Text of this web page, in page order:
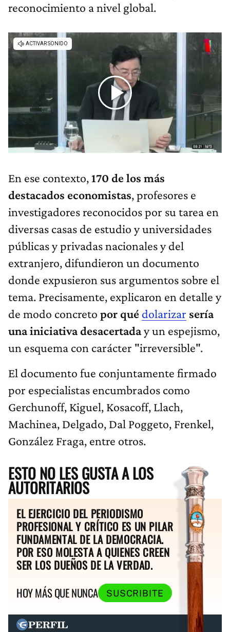
reconocimiento a nivel global.
En ese contexto,170 de los más
destacados economistas, profesores e
investigadores reconocidos por su tarea en
diversas casas de estudio y universidades
públicas y privadas nacionales y del
extranjero, difundieron un documento
donde expusieron sus argumentos sobre el
tema. Precisamente, explicaron en detalle y
de modo concreto por qué dolarizar sería
una iniciativa desacertaday un espejismo,
un esquema con carácter "irreversible".
El documento fue conjuntamente firmado
por especialistas encumbrados como
Gerchunoff, Kiguel, Kosacoff, Llach,
Machinea, Delgado, Dal Poggeto, Frenkel,
González Fraga, entre otros.
ESTO NO LES GUSTA A LOS
AUTORITARIOS
EL EJERCICIO DEL PERIODISMO
PROFESIONAL Y CRÍTICO ES UN PILAR
FUNDAMENTAL DE LA DEMOCRACIA.
POR ESO MOLESTA A QUIENES CREEN
SER LOS DUEÑOS DE LA VERDAD.
HOY MÁS QUE NUNCA
SUSCRIBITE